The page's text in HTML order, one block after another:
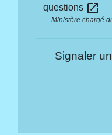
questions open_in_new
Ministère chargé
Signaler